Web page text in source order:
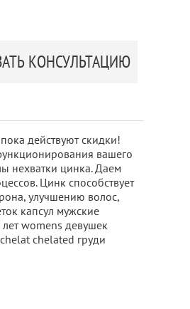
КОНСУЛЬТАЦИЮ
действуют скидки!
вашего
нехватки цинка. Даем
Цинк способствует
улучшению волос,
капсул мужские
womens девушек
chelated груди